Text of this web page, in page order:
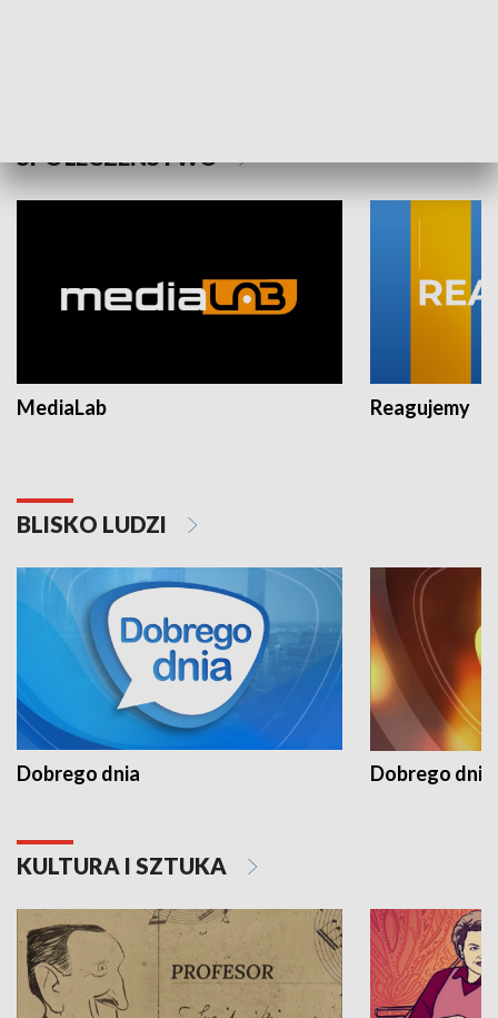
SPOŁECZEŃSTWO
MediaLab Reagujemy
BLISKO LUDZI
Dobrego dnia Dobrego dnia
KULTURA I SZTUKA